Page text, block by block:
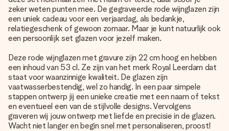
zeker weten punten mee. De gegraveerde rode wijnglazen zijn
een uniek cadeau voor een verjaardag, als bedankje,
relatiegeschenk of gewoon zomaar. Maar je kunt natuurlijk ook
een persoonlijk set glazen voor jezelf maken.
Deze rode wijnglazen met gravure zijn 22 cm hoog en hebben
een inhoud van 53 cl. Ze zijn van het merk Royal Leerdam dat
staat voor waanzinnige kwaliteit. De glazen zijn
vaatwasserbestendig, wel zo handig. In een paar simpele
stappen ontwerp jij een unieke creatie met een naam of tekst
en eventueel een van de stijlvolle designs. Vervolgens
graveren wij jouw ontwerp met liefde en precisie in de glazen.
Wacht niet langer en begin snel met personaliseren, proost!